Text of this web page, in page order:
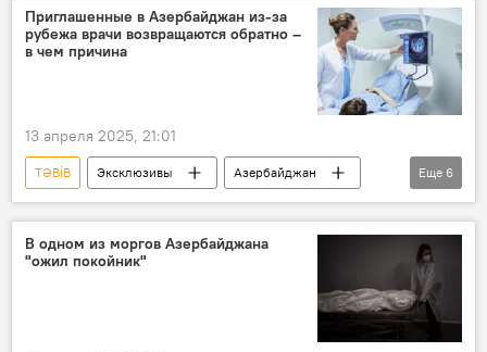
противопехотная мина
Агентство Азербайджана по разминированию
Приглашенные в Азербайджан из-за
рубежа врачи возвращаются обратно –
в чем причина
13 апреля 2025, 21:01
TƏBİB Эксклюзивы
Азербайджан
Общество
Здравоохрание
Министерство здравоохранения АР
Еще 6
В одном из моргов Азербайджана
"ожил покойник"